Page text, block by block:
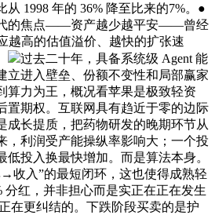
1998 年的 36% 降至比来的7%。●
的焦点——资产越少越平安——曾经
越高的估值溢价、越快的扩张速
过去二十年，具备系统级 Agent 能
立进入壁垒、份额不变性和局部赢家
算力为王，概况看苹果是极致轻资
置期权。互联网具有趋近于零的边际
成长提质，把药物研发的晚期环节从
，利润受产能操纵率影响大；一个投
投入换最快增加。而是算法本身。
收入”的最短闭环，这也使得成熟轻
分红，并非担心而是实正在正在发生
在更纠结的。下跌阶段买卖的是护